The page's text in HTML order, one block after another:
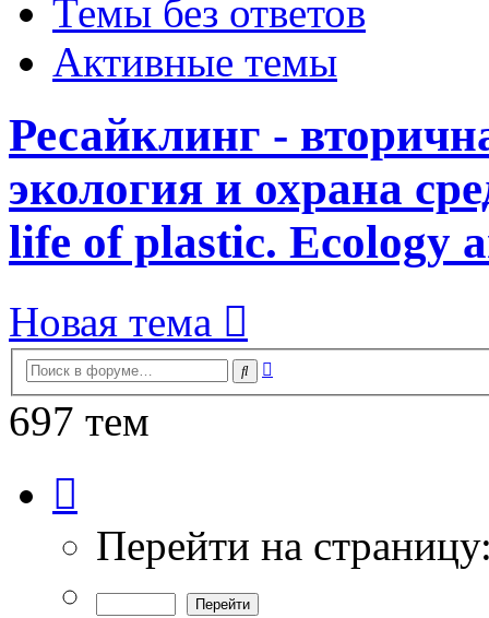
Темы без ответов
Активные темы
Ресайклинг -
экология и охрана
life of plastic. Ecology
Новая тема
Поиск
697 тем
из
Перейти на